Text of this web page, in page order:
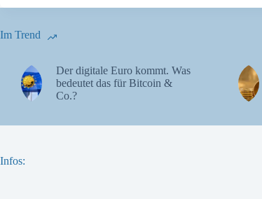
Im Trend
Der digitale Euro kommt. Was
bedeutet das für Bitcoin &
Co.?
Infos: